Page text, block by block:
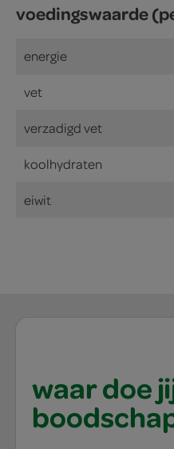
voedingswaarde
energie
vet
verzadigd vet
koolhydraten
eiwit
waar doe